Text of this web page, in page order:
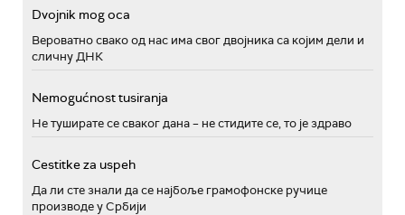
Dvojnik mog oca
Вероватно свако од нас има свог двојника са којим дели и
сличну ДНК
Nemogućnost tusiranja
Не туширате се сваког дана – не стидите се, то је здраво
Cestitke za uspeh
Да ли сте знали да се најбоље грамофонске ручице
производе у Србији